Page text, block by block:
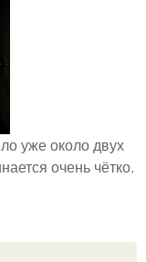
уже около двух
очень чётко.